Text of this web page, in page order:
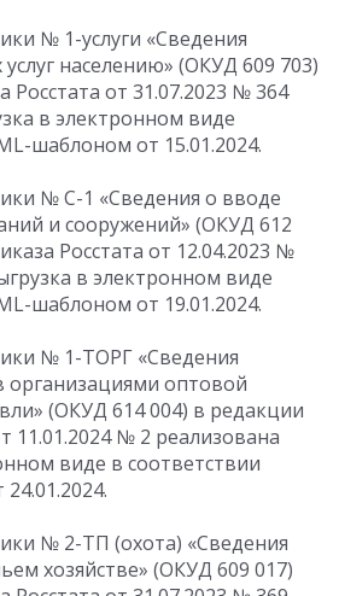
№ 1-услуги «Сведения
населению» (ОКУД 609 703)
Росстата от 31.07.2023 № 364
в электронном виде
шаблоном от 15.01.2024.
№ С-1 «Сведения о вводе
и сооружений» (ОКУД 612
Росстата от 12.04.2023 №
в электронном виде
шаблоном от 19.01.2024.
№ 1-ТОРГ «Сведения
оптовой
(ОКУД 614 004) в редакции
11.01.2024№ 2 реализована
виде в соответствии
№ 2-ТП (охота) «Сведения
хозяйстве» (ОКУД 609 017)